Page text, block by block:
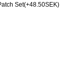
Set(+48.50SEK)